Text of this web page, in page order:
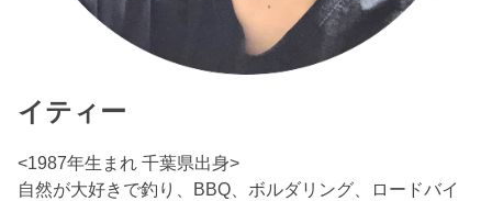
イティー
<1987年生まれ 千葉県出身>
自然が大好きで釣り、BBQ、ボルダリング、ロードバイ